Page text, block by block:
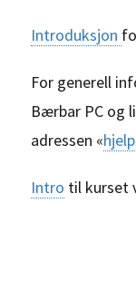
Introduksjon
For generell
Bærbar PC og
adressen «
Intro til kurset